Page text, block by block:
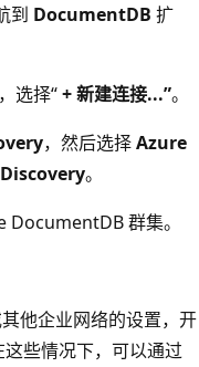
到 DocumentDB 扩
选择“+ 新建连接...”。
，然后选择Azure
。
群集。
他企业网络的设置，开
些情况下，可以通过